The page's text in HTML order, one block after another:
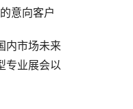
意向客户
内市场未来
专业展会以